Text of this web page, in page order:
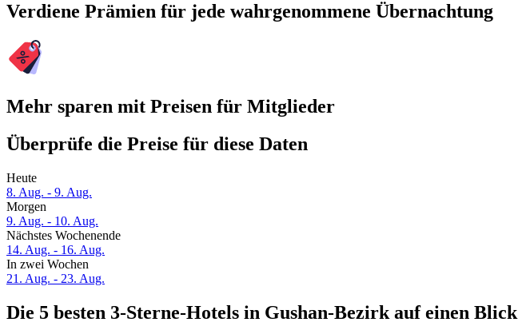
Verdiene Prämien für jede wahrgenommene Übernachtung
Mehr sparen mit Preisen für Mitglieder
Überprüfe die Preise für diese Daten
Heute
8. Aug. - 9. Aug.
Morgen
9. Aug. - 10. Aug.
Nächstes Wochenende
14. Aug. - 16. Aug.
In zwei Wochen
21. Aug. - 23. Aug.
Die 5 besten 3-Sterne-Hotels in Gushan-Bezirk auf einen Blick